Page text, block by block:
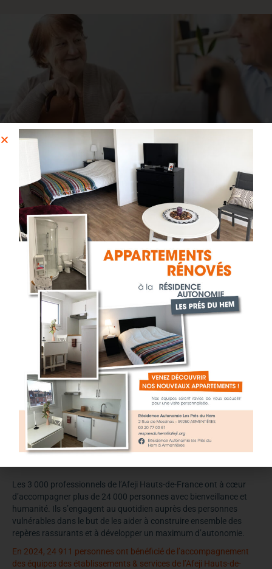
Bientraitance et responsabilisation
des personnes accompagnées
Les 3 000 professionnels de l’Afeji Hauts-de-France ont à cœur
d’accompagner plus de 24 000 personnes avec bienveillance et
humanité. Ils s’engagent au quotidien auprès des personnes
vulnérables dans le but de les aider à construire ensemble des
repères rassurants et à développer un maximum d’autonomie.
En 2024, 24 911 personnes ont bénéficié de l’accompagnement
des équipes des établissements & services de l’Afeji Hauts-de-